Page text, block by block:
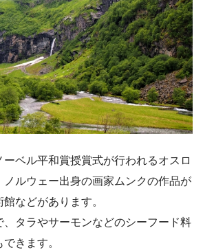
ベル平和賞授賞式が行われるオスロ
ノルウェー出身の画家ムンクの作品が
などがあります。
、タラやサーモンなどのシーフード料
きます。